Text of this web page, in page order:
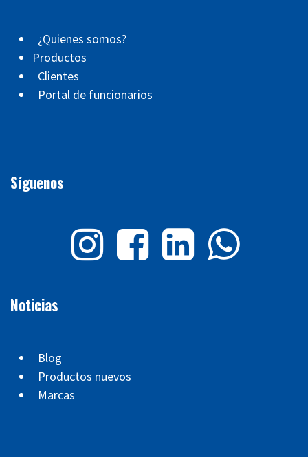
¿Quienes somos?
Productos
Clientes
Portal de funcionarios
Síguenos
Noticias
Blog
Productos nuevos
Marcas